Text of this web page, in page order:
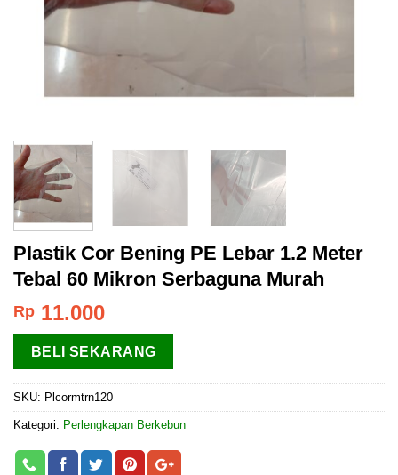
Plastik Cor Bening PE Lebar 1.2 Meter
Tebal 60 Mikron Serbaguna Murah
Rp 11.000
BELI SEKARANG
SKU: Plcormtrn120
Kategori: Perlengkapan Berkebun